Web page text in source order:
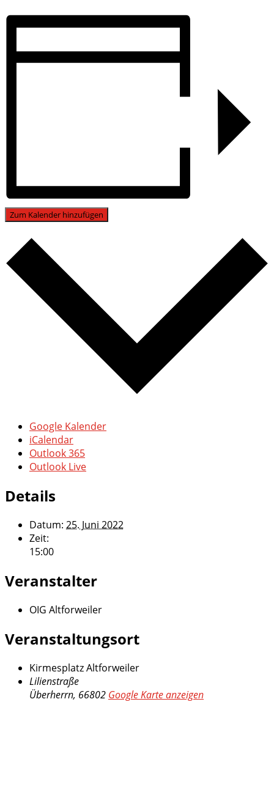
Zum Kalender hinzufügen
Google Kalender
iCalendar
Outlook 365
Outlook Live
Details
Datum: 25. Juni 2022
Zeit:
15:00
Veranstalter
OIG Altforweiler
Veranstaltungsort
Kirmesplatz Altforweiler
Lilienstraße
Überherrn, 66802 Google Karte anzeigen